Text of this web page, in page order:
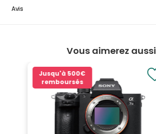
Avis
Vous aimerez aussi
Jusqu'à 500€
remboursés